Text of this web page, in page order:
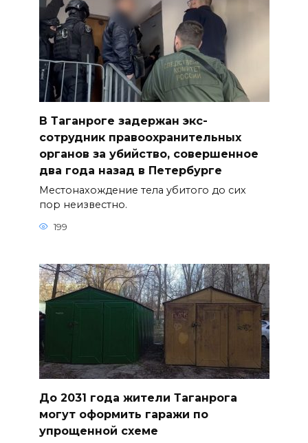
В Таганроге задержан экс-
сотрудник правоохранительных
органов за убийство, совершенное
два года назад в Петербурге
Местонахождение тела убитого до сих
пор неизвестно.
199
До 2031 года жители Таганрога
могут оформить гаражи по
упрощенной схеме